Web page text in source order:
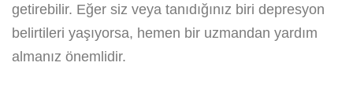
getirebilir. Eğer siz veya tanıdığınız biri depresyon
belirtileri yaşıyorsa, hemen bir uzmandan yardım
almanız önemlidir.